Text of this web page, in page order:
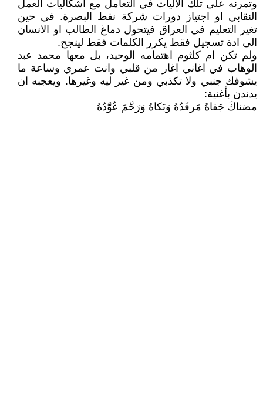
وتمرنه على تلك الاليات في التعامل مع اشكاليات العمل
النقابي او اجتياز دورات شركة نفط البصرة. في حين
تغير التعليم في العراق فيتحول دماغ الطالب او الانسان
الى ادة تسجيل فقط يكرر الكلمات فقط لينجح.
ولم تكن ام كلثوم اهتمامه الوحيد، بل معها محمد عبد
الوهاب في اغاني اغار من قلبي وانت عمري وساعة ما
يشوفك جنبي ولا تكذبي ومن غير ليه وغيرها. ويعجبه ان
يدندن بأغنية:
مضناكَ جَفاهُ مَرقَدُهُ وَبَكاهُ وَرَحَّمَ عُوَّدُهُ